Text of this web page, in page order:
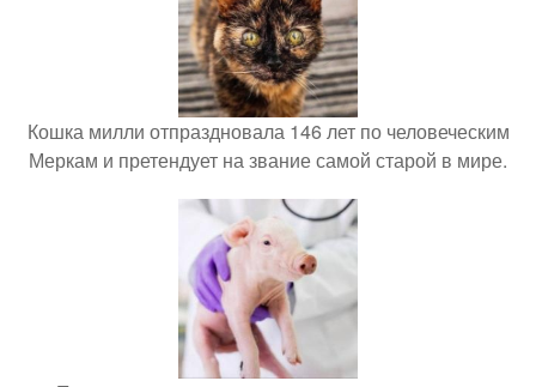
Кошка милли отпраздновала 146 лет по человеческим
Меркам и претендует на звание самой старой в мире.